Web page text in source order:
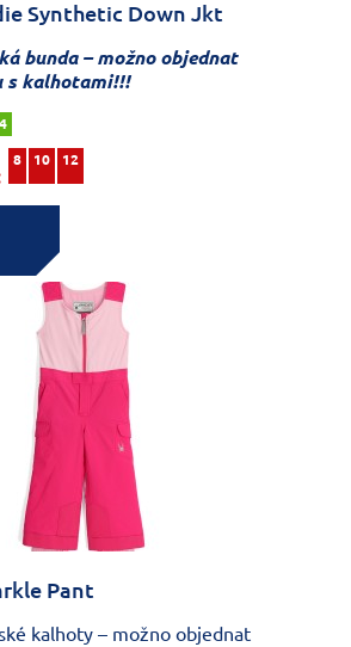
Synthetic Down Jkt
bunda – možno objednat
s kalhotami!!!
8 10 12
Pant
kalhoty – možno objednat